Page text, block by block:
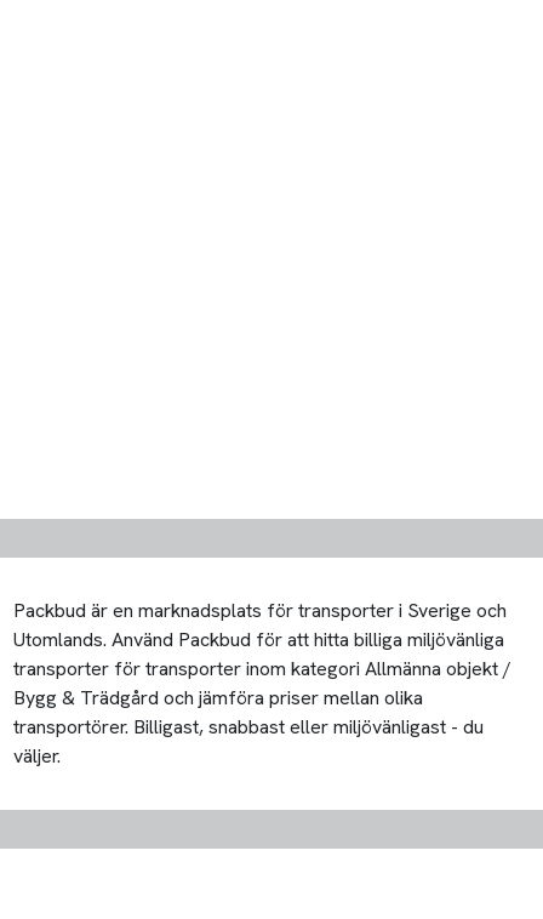
Packbud är en marknadsplats för transporter i Sverige och
Utomlands. Använd Packbud för att hitta billiga miljövänliga
transporter för transporter inom kategori Allmänna objekt /
Bygg & Trädgård och jämföra priser mellan olika
transportörer. Billigast, snabbast eller miljövänligast - du
väljer.